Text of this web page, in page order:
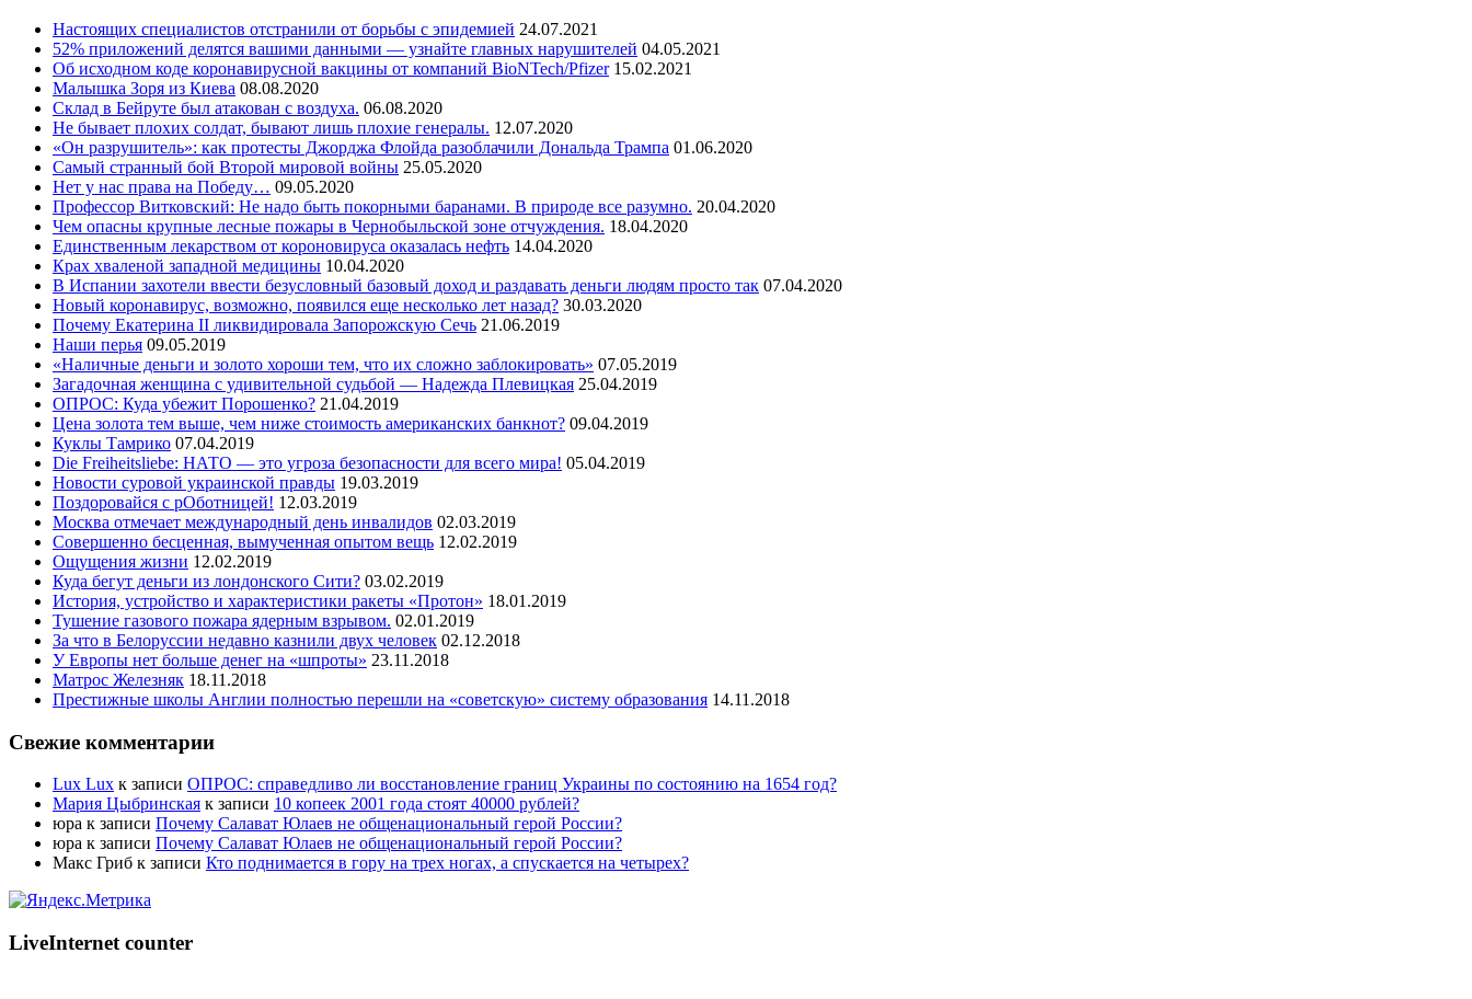
Настоящих специалистов отстранили от борьбы с эпидемией 24.07.2021
52% приложений делятся вашими данными — узнайте главных нарушителей 04.05.2021
Об исходном коде коронавирусной вакцины от компаний BioNTech/Pfizer 15.02.2021
Малышка Зоря из Киева 08.08.2020
Склад в Бейруте был атакован с воздуха. 06.08.2020
Не бывает плохих солдат, бывают лишь плохие генералы. 12.07.2020
«Он разрушитель»: как протесты Джорджа Флойда разоблачили Дональда Трампа 01.06.2020
Самый странный бой Второй мировой войны 25.05.2020
Нет у нас права на Победу… 09.05.2020
Профессор Витковский: Не надо быть покорными баранами. В природе все разумно. 20.04.2020
Чем опасны крупные лесные пожары в Чернобыльской зоне отчуждения. 18.04.2020
Единственным лекарством от короновируса оказалась нефть 14.04.2020
Крах хваленой западной медицины 10.04.2020
В Испании захотели ввести безусловный базовый доход и раздавать деньги людям просто так 07.04.2020
Новый коронавирус, возможно, появился еще несколько лет назад? 30.03.2020
Почему Екатерина II ликвидировала Запорожскую Сечь 21.06.2019
Наши перья 09.05.2019
«Наличные деньги и золото хороши тем, что их сложно заблокировать» 07.05.2019
Загадочная женщина с удивительной судьбой — Надежда Плевицкая 25.04.2019
ОПРОС: Куда убежит Порошенко? 21.04.2019
Цена золота тем выше, чем ниже стоимость американских банкнот? 09.04.2019
Куклы Тамрико 07.04.2019
Die Freiheitsliebe: НАТО — это угроза безопасности для всего мира! 05.04.2019
Новости суровой украинской правды 19.03.2019
Поздоровайся с рОботницей! 12.03.2019
Москва отмечает международный день инвалидов 02.03.2019
Совершенно бесценная, вымученная опытом вещь 12.02.2019
Ощущения жизни 12.02.2019
Куда бегут деньги из лондонского Сити? 03.02.2019
История, устройство и характеристики ракеты «Протон» 18.01.2019
Тушение газового пожара ядерным взрывом. 02.01.2019
За что в Белоруссии недавно казнили двух человек 02.12.2018
У Европы нет больше денег на «шпроты» 23.11.2018
Матрос Железняк 18.11.2018
Престижные школы Англии полностью перешли на «советскую» систему образования 14.11.2018
Свежие комментарии
Lux Lux к записи ОПРОС: справедливо ли восстановление границ Украины по состоянию на 1654 год?
Мария Цыбринская к записи 10 копеек 2001 года стоят 40000 рублей?
юра к записи Почему Салават Юлаев не общенациональный герой России?
юра к записи Почему Салават Юлаев не общенациональный герой России?
Макс Гриб к записи Кто поднимается в гору на трех ногах, а спускается на четырех?
LiveInternet counter